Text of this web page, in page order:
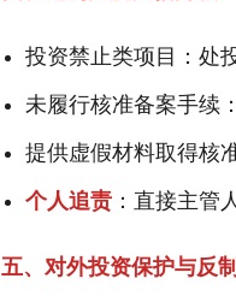
投资禁止类项目：处
未履行核准备案手
提供虚假材料取得核
个人追责 ：直接主管
五、对外投资保护与反